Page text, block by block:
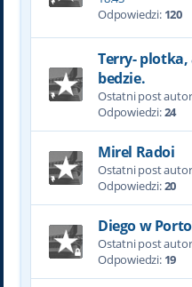
Odpowiedzi: 120
Terry- plotka,
bedzie.
Ostatni post
Odpowiedzi:24
Mirel Radoi
Ostatni post
Odpowiedzi:20
Diego w
Ostatni post
Odpowiedzi: 19